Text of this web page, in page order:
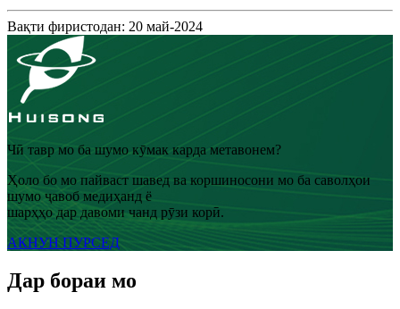
Вақти фиристодан: 20 май-2024
Чӣ тавр мо ба шумо кӯмак карда метавонем?
Ҳоло бо мо пайваст шавед ва коршиносони мо ба саволҳои
шумо ҷавоб медиҳанд ё
шарҳҳо дар давоми чанд рӯзи корӣ.
АКНУН ПУРСЕД
Дар бораи мо